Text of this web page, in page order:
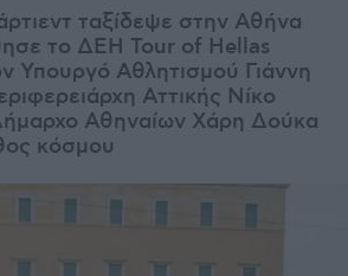
ταξίδεψε στην Αθήνα
το ΔΕΗ Tour of Hellas
Υπουργό Αθλητισμού Γιάννη
Αττικής Νίκο
Αθηναίων Χάρη Δούκα
κόσμου